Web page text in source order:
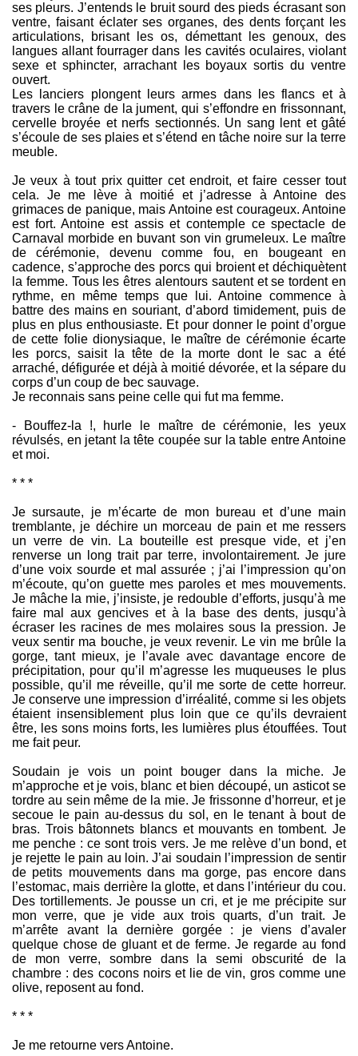
ses pleurs. J’entends le bruit sourd des pieds écrasant son
ventre, faisant éclater ses organes, des dents forçant les
articulations, brisant les os, démettant les genoux, des
langues allant fourrager dans les cavités oculaires, violant
sexe et sphincter, arrachant les boyaux sortis du ventre
ouvert.
Les lanciers plongent leurs armes dans les flancs et à
travers le crâne de la jument, qui s’effondre en frissonnant,
cervelle broyée et nerfs sectionnés. Un sang lent et gâté
s’écoule de ses plaies et s’étend en tâche noire sur la terre
meuble.
Je veux à tout prix quitter cet endroit, et faire cesser tout
cela. Je me lève à moitié et j’adresse à Antoine des
grimaces de panique, mais Antoine est courageux. Antoine
est fort. Antoine est assis et contemple ce spectacle de
Carnaval morbide en buvant son vin grumeleux. Le maître
de cérémonie, devenu comme fou, en bougeant en
cadence, s’approche des porcs qui broient et déchiquètent
la femme. Tous les êtres alentours sautent et se tordent en
rythme, en même temps que lui. Antoine commence à
battre des mains en souriant, d’abord timidement, puis de
plus en plus enthousiaste. Et pour donner le point d’orgue
de cette folie dionysiaque, le maître de cérémonie écarte
les porcs, saisit la tête de la morte dont le sac a été
arraché, défigurée et déjà à moitié dévorée, et la sépare du
corps d’un coup de bec sauvage.
Je reconnais sans peine celle qui fut ma femme.
- Bouffez-la !, hurle le maître de cérémonie, les yeux
révulsés, en jetant la tête coupée sur la table entre Antoine
et moi.
* * *
Je sursaute, je m’écarte de mon bureau et d’une main
tremblante, je déchire un morceau de pain et me ressers
un verre de vin. La bouteille est presque vide, et j’en
renverse un long trait par terre, involontairement. Je jure
d’une voix sourde et mal assurée ; j’ai l’impression qu’on
m’écoute, qu’on guette mes paroles et mes mouvements.
Je mâche la mie, j’insiste, je redouble d’efforts, jusqu’à me
faire mal aux gencives et à la base des dents, jusqu’à
écraser les racines de mes molaires sous la pression. Je
veux sentir ma bouche, je veux revenir. Le vin me brûle la
gorge, tant mieux, je l’avale avec davantage encore de
précipitation, pour qu’il m’agresse les muqueuses le plus
possible, qu’il me réveille, qu’il me sorte de cette horreur.
Je conserve une impression d’irréalité, comme si les objets
étaient insensiblement plus loin que ce qu’ils devraient
être, les sons moins forts, les lumières plus étouffées. Tout
me fait peur.
Soudain je vois un point bouger dans la miche. Je
m’approche et je vois, blanc et bien découpé, un asticot se
tordre au sein même de la mie. Je frissonne d’horreur, et je
secoue le pain au-dessus du sol, en le tenant à bout de
bras. Trois bâtonnets blancs et mouvants en tombent. Je
me penche : ce sont trois vers. Je me relève d’un bond, et
je rejette le pain au loin. J’ai soudain l’impression de sentir
de petits mouvements dans ma gorge, pas encore dans
l’estomac, mais derrière la glotte, et dans l’intérieur du cou.
Des tortillements. Je pousse un cri, et je me précipite sur
mon verre, que je vide aux trois quarts, d’un trait. Je
m’arrête avant la dernière gorgée : je viens d’avaler
quelque chose de gluant et de ferme. Je regarde au fond
de mon verre, sombre dans la semi obscurité de la
chambre : des cocons noirs et lie de vin, gros comme une
olive, reposent au fond.
* * *
Je me retourne vers Antoine.